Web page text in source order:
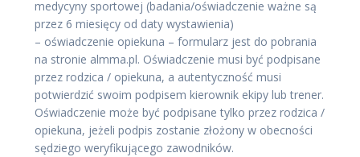
medycyny sportowej (badania/oświadczenie ważne są
przez 6 miesięcy od daty wystawienia)
– oświadczenie opiekuna – formularz jest do pobrania
na stronie almma.pl. Oświadczenie musi być podpisane
przez rodzica / opiekuna, a autentyczność musi
potwierdzić swoim podpisem kierownik ekipy lub trener.
Oświadczenie może być podpisane tylko przez rodzica /
opiekuna, jeżeli podpis zostanie złożony w obecności
sędziego weryfikującego zawodników.